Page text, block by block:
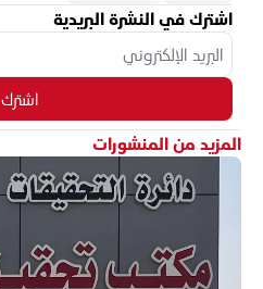
اشترك في النشرة البريدية
اشترك
المزيد من المنشورات